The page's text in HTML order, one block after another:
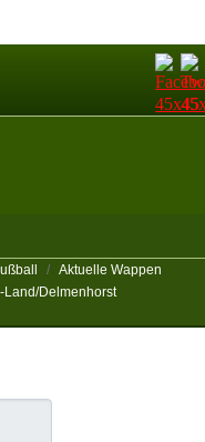
Aktuelle Wappen
Land/Delmenhorst